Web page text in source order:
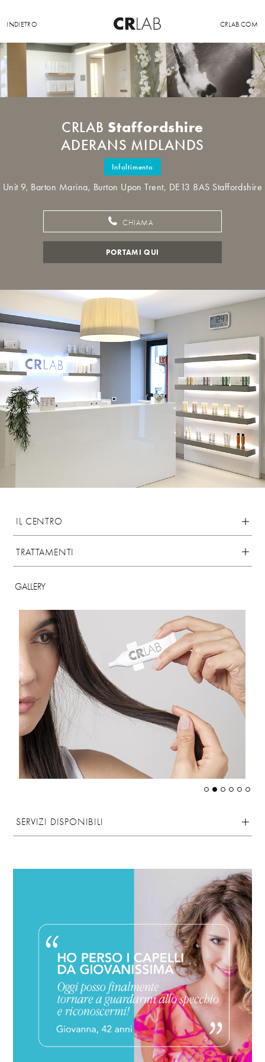
INDIETRO CRLAB.COM
CRLAB Staffordshire
ADERANS MIDLANDS
Infoltimento
Unit 9, Barton Marina, Burton Upon Trent, DE13 8AS Staffordshire
CHIAMA
PORTAMI QUI
IL CENTRO
TRATTAMENTI
GALLERY
SERVIZI DISPONIBILI